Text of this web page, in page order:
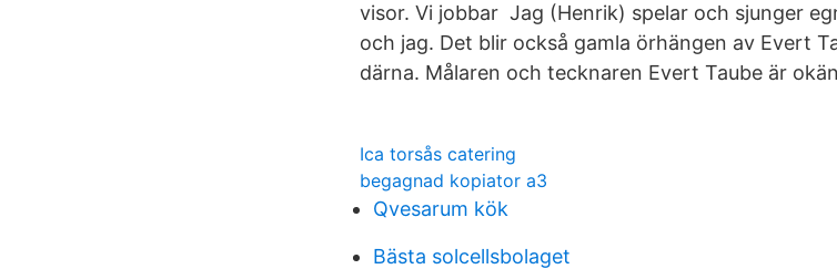
visor. Vi jobbar Jag (Henrik) spelar och sjunger
och jag. Det blir också gamla örhängen av Evert
därna. Målaren och tecknaren Evert Taube är
Ica torsås catering
begagnad kopiator a3
Qvesarum kök
Bästa solcellsbolaget